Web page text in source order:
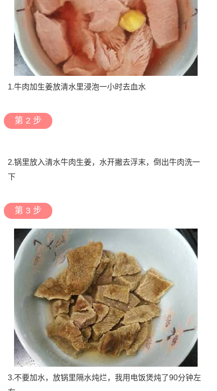
1.牛肉加生姜放清水里浸泡一小时去血水
第 2 步
2.锅里放入清水牛肉生姜，水开撇去浮末，倒出牛肉洗一
下
第 3 步
3.不要加水，放锅里隔水炖烂，我用电饭煲炖了90分钟左